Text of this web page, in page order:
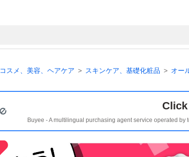
コスメ、美容、ヘアケア スキンケア、基礎化粧品 オー
Buyee - A multilingual purchasing agent service operated